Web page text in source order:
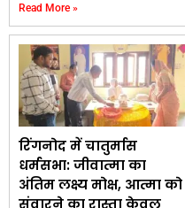
Read More »
रिंगनोद में चातुर्मास
धर्मसभा: जीवात्मा का
अंतिम लक्ष्य मोक्ष, आत्मा को